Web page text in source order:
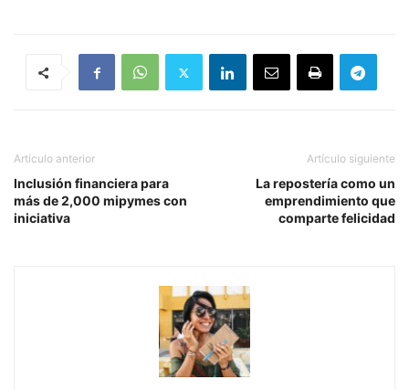
Artículo anterior
Inclusión financiera para
más de 2,000 mipymes con
iniciativa
Artículo siguiente
La repostería como un
emprendimiento que
comparte felicidad